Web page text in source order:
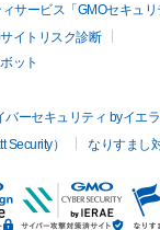
サービス「GMOセキュリ
イトリスク診断
ット
ーセキュリティ byイエラ
）
なりすまし